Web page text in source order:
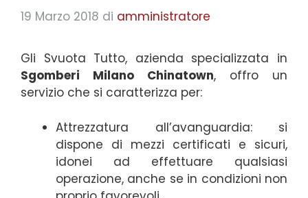
19 Marzo 2018 di amministratore
Gli Svuota Tutto, azienda specializzata in
Sgomberi Milano Chinatown, offro un
servizio che si caratterizza per:
Attrezzatura all’avanguardia: si
dispone di mezzi certificati e sicuri,
idonei ad effettuare qualsiasi
operazione, anche se in condizioni non